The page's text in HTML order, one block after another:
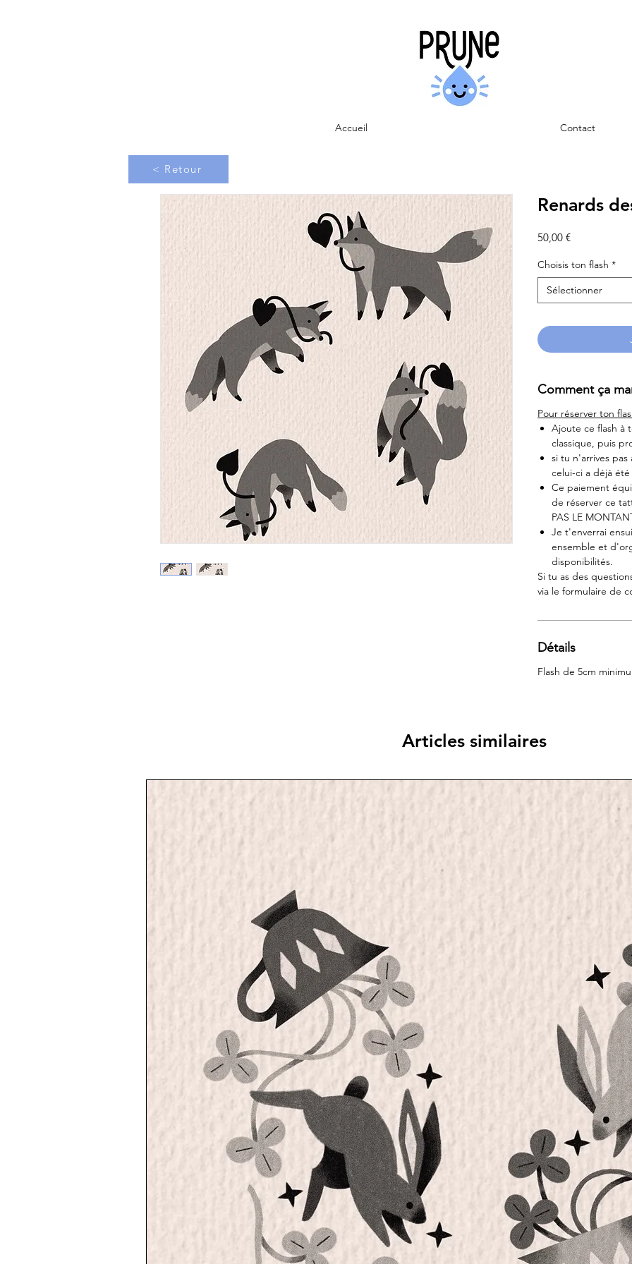
Accueil Contact
< Retour
Renards
50,00 €Prix
Choisis ton flash *
Sélectionner
Comment ça
Pour réserver ton
Ajoute ce flash à
classique, puis
si tu n'arrives
celui-ci a déjà
Ce paiement
de réserver ce
PAS LE
Je t'enverrai
ensemble et
disponibilités.
Si tu as des
via le formulaire de
Détails
Flash de 5cm
Articles similaires